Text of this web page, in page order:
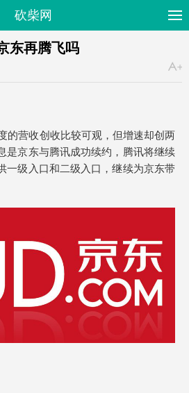
砍柴网
东再腾飞吗
的营收创收比较可观，但增速却创两
是京东与腾讯成功续约，腾讯将继续
一级入口和二级入口，继续为京东带